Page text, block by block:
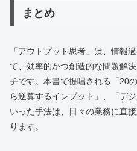
まとめ
「アウトプット思考」は、情報
て、効率的かつ創造的な問題解
チです。本書で提唱される「20
ら逆算するインプット」、「デ
いった手法は、日々の業務に直
ります。